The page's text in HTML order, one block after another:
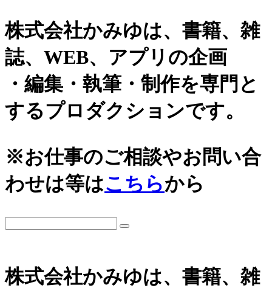
株式会社かみゆは、書籍、雑
誌、WEB、アプリの企画
・編集・執筆・制作を専門と
するプロダクションです。
※お仕事のご相談やお問い合
わせは等はこちらから
株式会社かみゆは、書籍、雑